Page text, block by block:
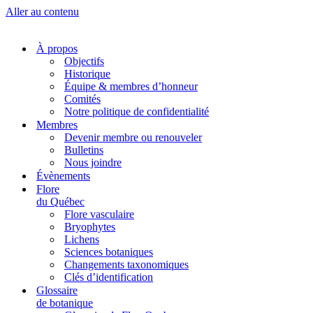
Aller au contenu
À propos
Objectifs
Historique
Équipe & membres d’honneur
Comités
Notre politique de confidentialité
Membres
Devenir membre ou renouveler
Bulletins
Nous joindre
Évènements
Flore
du Québec
Flore vasculaire
Bryophytes
Lichens
Sciences botaniques
Changements taxonomiques
Clés d’identification
Glossaire
de botanique